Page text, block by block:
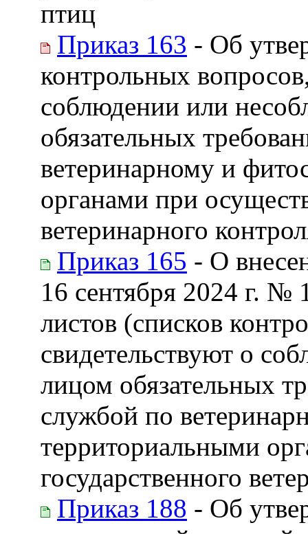
птиц
Приказ 163 - Об
контрольных
соблюдении или
обязательных
ветеринарному и
органами при
ветеринарного
Приказ 165 - О
16 сентября 2024 г.
листов (списков
свидетельствуют о
лицом обязательных
службой по
территориальными
государственного
Приказ 188 - Об